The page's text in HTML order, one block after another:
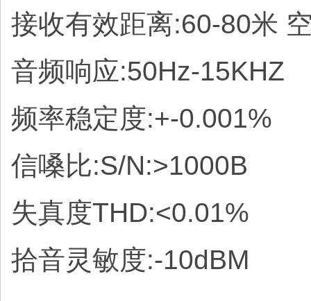
接收有效距离:60-80米
音频响应:50Hz-15KHZ
频率稳定度:+-0.001%
信嗓比:S/N:>1000B
失真度THD:<0.01%
拾音灵敏度:-10dBM